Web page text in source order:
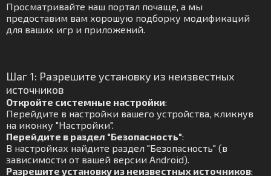
Просматривайте наш портал почаще, а мы
предоставим вам хорошую подборку модификаций
для ваших игр и приложений.
Шаг 1: Разрешите установку из неизвестных
источников
Откройте системные настройки:
Перейдите в настройки вашего устройства, кликнув
на иконку "Настройки".
Перейдите в раздел "Безопасность":
В настройках найдите раздел "Безопасность" (в
зависимости от вашей версии Android).
Разрешите установку из неизвестных источников: